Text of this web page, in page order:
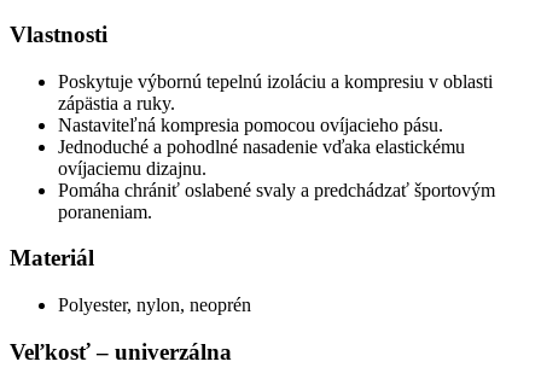
Vlastnosti
Poskytuje výbornú tepelnú izoláciu a kompresiu v oblasti
zápästia a ruky.
Nastaviteľná kompresia pomocou ovíjacieho pásu.
Jednoduché a pohodlné nasadenie vďaka elastickému
ovíjaciemu dizajnu.
Pomáha chrániť oslabené svaly a predchádzať športovým
poraneniam.
Materiál
Polyester, nylon, neoprén
Veľkosť – univerzálna